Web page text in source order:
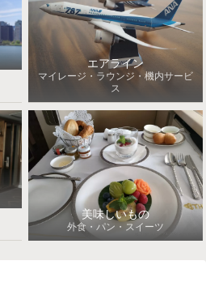
エアライン
マイレージ・ラウンジ・機内サービ
ス
美味しいもの
外食・パン・スイーツ